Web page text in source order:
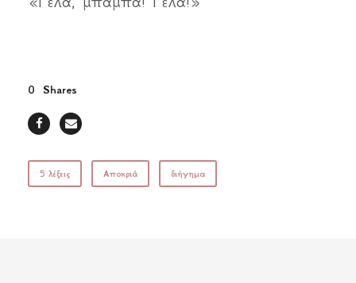
0 Shares
5 λέξεις Αποκριά διήγημα